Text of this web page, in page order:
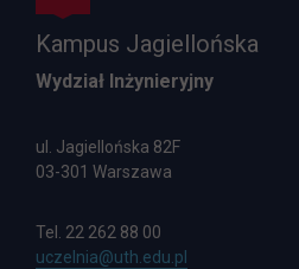
Kampus Jagiellońska
Wydział Inżynieryjny
ul. Jagiellońska 82F
03-301 Warszawa
Tel. 22 262 88 00
Email do Wydziału Inżynieryjnego,
uczelnia@uth.edu.pl